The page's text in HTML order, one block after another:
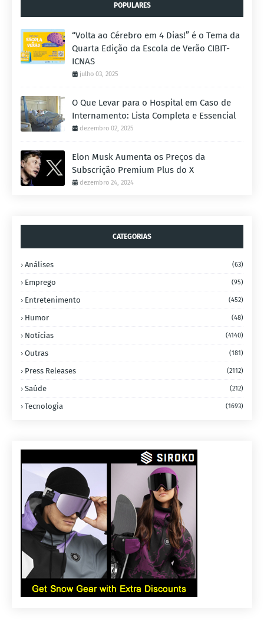
POPULARES
“Volta ao Cérebro em 4 Dias!” é o Tema da
Quarta Edição da Escola de Verão CIBIT-
ICNAS
julho 03, 2025
O Que Levar para o Hospital em Caso de
Internamento: Lista Completa e Essencial
dezembro 02, 2025
Elon Musk Aumenta os Preços da
Subscrição Premium Plus do X
dezembro 24, 2024
CATEGORIAS
Análises (63)
Emprego (95)
Entretenimento (452)
Humor (48)
Notícias (4140)
Outras (181)
Press Releases (2112)
Saúde (212)
Tecnologia (1693)